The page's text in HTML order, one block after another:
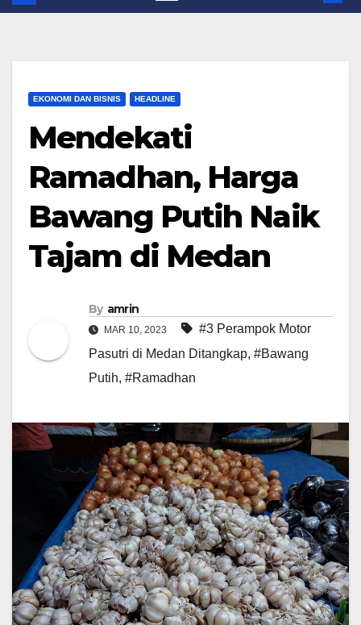
EKONOMI DAN BISNIS HEADLINE
Mendekati
Ramadhan, Harga
Bawang Putih Naik
Tajam di Medan
By amrin
MAR 10, 2023
#3 Perampok Motor
Pasutri di Medan Ditangkap, #Bawang
Putih, #Ramadhan